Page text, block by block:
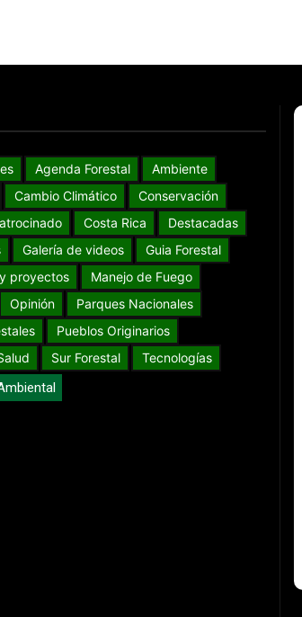
Agenda Forestal
Ambiente
Cambio Climático
Conservación
Costa Rica
Destacadas
Galería de videos
Guia Forestal
proyectos
Manejo de Fuego
Opinión
Parques Nacionales
Pueblos Originarios
Sur Forestal Tecnologías